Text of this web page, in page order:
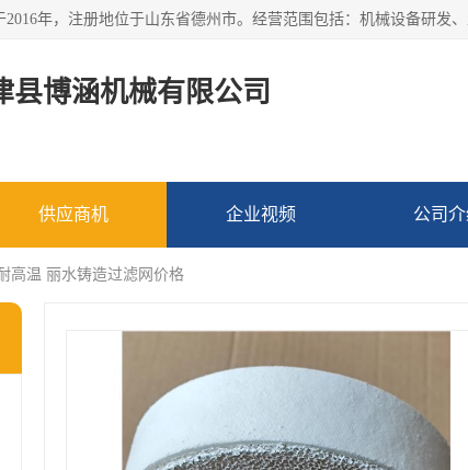
县博涵机械有限公司
供应商机 企业视频 公司
高温 丽水铸造过滤网价格